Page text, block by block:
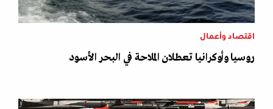
اقتصاد وأعمال
روسيا وأوكرانيا تعطلان الملاحة في البحر الأسود